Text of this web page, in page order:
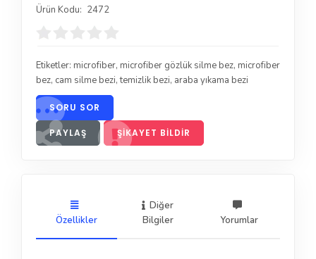
Ürün Kodu: 2472
Etiketler: microfiber, microfiber gözlük silme bez, microfiber
bez, cam silme bezi,temizlik bezi, araba yıkama bezi
SORU SOR
PAYLAŞ ŞIKAYET BILDIR
Özellikler
Diğer
Bilgiler
Yorumlar